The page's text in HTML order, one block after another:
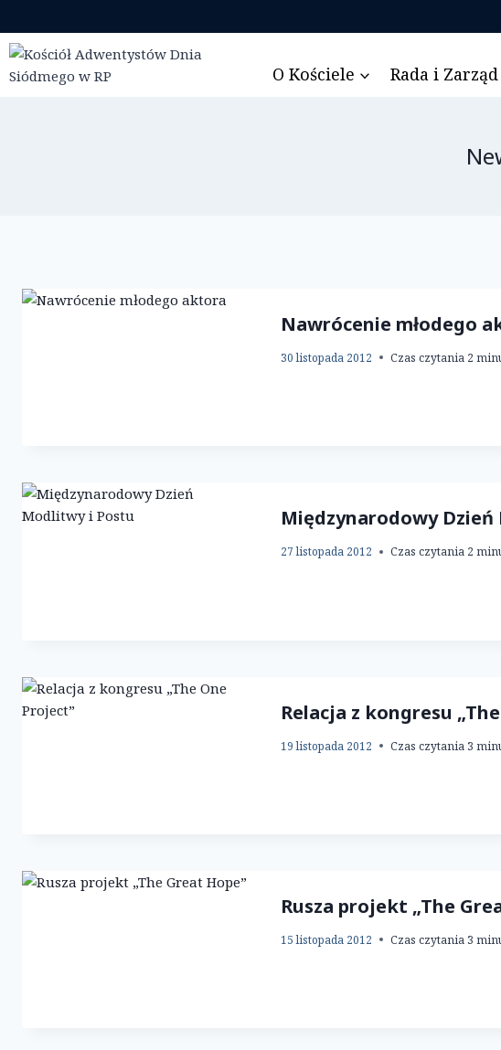
do
treści
O Kościele Rada i Zarząd
Nawrócenie młodego
30 listopada 2012 Czas czytania2
Międzynarodowy
27 listopada 2012 Czas czytania2
Relacja z kongresu
19 listopada 2012 Czas czytania3
Rusza projekt „The
15 listopada 2012 Czas czytania3